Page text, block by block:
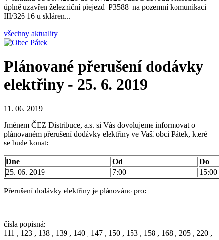
úplně uzavřen železniční přejezd P3588 na pozemní komunikaci
III/326 16 u skláren...
všechny aktuality
Plánované přerušení dodávky
elektřiny - 25. 6. 2019
11. 06. 2019
Jménem ČEZ Distribuce, a.s. si Vás dovolujeme informovat o
plánovaném přerušení dodávky elektřiny ve Vaší obci Pátek, které
se bude konat:
Dne Od
Do
25. 06. 2019
7:00 15:00
Přerušení dodávky elektřiny je plánováno pro:
čísla popisná:
111 , 123 , 138 , 139 , 140 , 147 , 150 , 153 , 158 , 168 , 205 , 220 ,